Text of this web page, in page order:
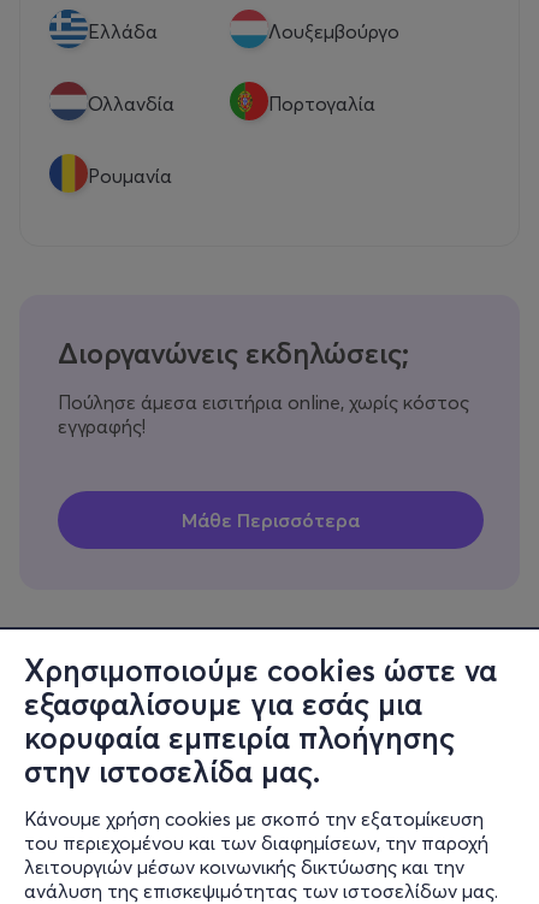
Χρησιμοποιούμε cookies ώστε να
εξασφαλίσουμε για εσάς μια
κορυφαία εμπειρία πλοήγησης
στην ιστοσελίδα μας.
Κάνουμε χρήση cookies με σκοπό την εξατομίκευση
του περιεχομένου και των διαφημίσεων, την παροχή
λειτουργιών μέσων κοινωνικής δικτύωσης και την
ανάλυση της επισκεψιμότητας των ιστοσελίδων μας.
Eλλάδα Λουξεμβούργο
Ολλανδία Πορτογαλία
Ρουμανία
Διοργανώνεις εκδηλώσεις;
Πούλησε άμεσα εισιτήρια online, χωρίς κόστος
εγγραφής!
Πληροφορίες
Υποστήριξη
Stay Connected